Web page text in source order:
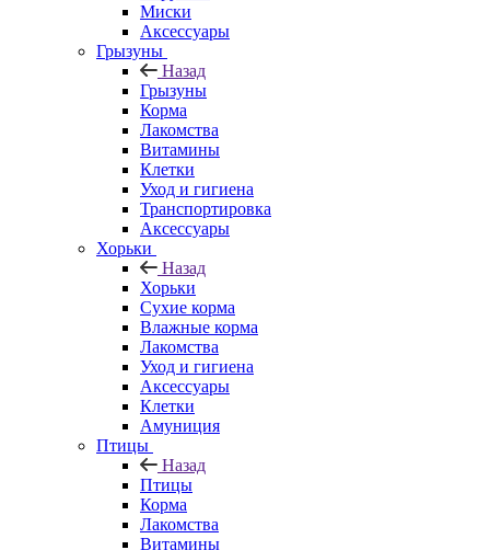
Миски
Аксессуары
Грызуны
Назад
Грызуны
Корма
Лакомства
Витамины
Клетки
Уход и гигиена
Транспортировка
Аксессуары
Хорьки
Назад
Хорьки
Сухие корма
Влажные корма
Лакомства
Уход и гигиена
Аксессуары
Клетки
Амуниция
Птицы
Назад
Птицы
Корма
Лакомства
Витамины